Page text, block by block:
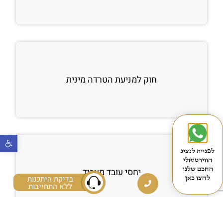
בדיקת היתכנות
ללא התחייבות
חוק למניעת הטרדה מינית
יחסי עובד מעביד
לפנייה לנציג
הווירטואלי
החכם שלנו
לחצו כאן